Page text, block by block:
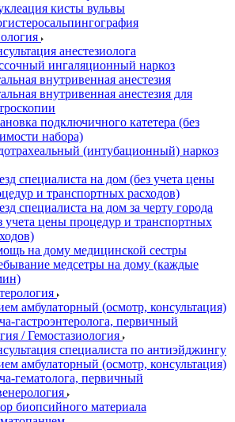
кисты вульвы
анестезиолога
ингаляционный наркоз
внутривенная анестезия
внутривенная анестезия для
подключичного катетера (без
набора)
(интубационный) наркоз
специалиста на дом (без учета цены
и транспортных расходов)
специалиста на дом за черту города
учета цены процедур и транспортных
на дому медицинской сестры
медсетры на дому (каждые
амбулаторный (осмотр, консультация)
гастроэнтеролога, первичный
/ Гемостазиология
специалиста по антиэйджингу
амбулаторный (осмотр, консультация)
гематолога, первичный
биопсийного материала